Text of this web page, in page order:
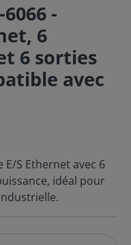
-
6
6 sorties
avec
E/S Ethernet avec 6
idéal pour